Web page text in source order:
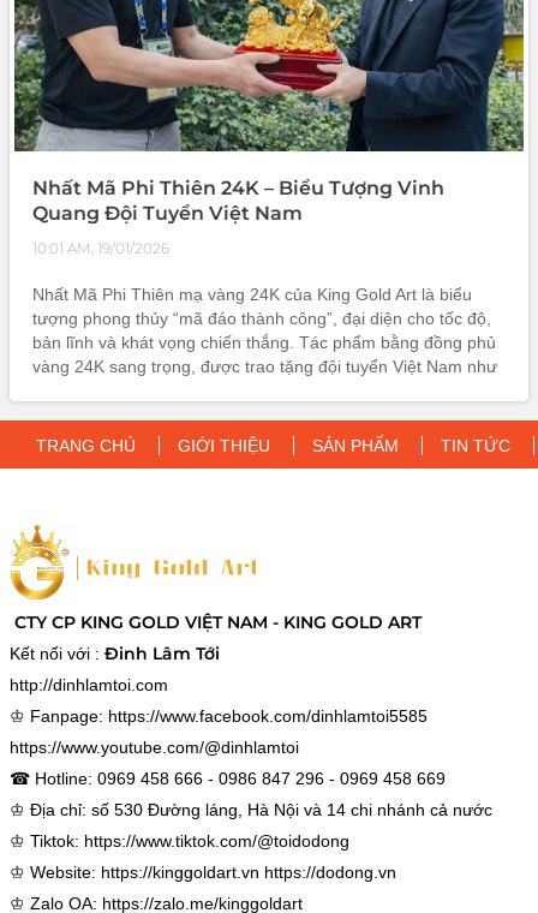
Nhất Mã Phi Thiên 24K – Biểu Tượng Vinh
Quang Đội Tuyển Việt Nam
10:01 AM, 19/01/2026
Nhất Mã Phi Thiên mạ vàng 24K của King Gold Art là biểu
tượng phong thủy “mã đáo thành công”, đại diện cho tốc độ,
bản lĩnh và khát vọng chiến thắng. Tác phẩm bằng đồng phủ
vàng 24K sang trọng, được trao tặng đội tuyển Việt Nam như
quang và thịnh vượng.
TRANG CHỦ GIỚI THIỆU SẢN PHẨM TIN TỨC
CTY CP KING GOLD VIỆT NAM - KING GOLD ART
Kết nối với : Đinh Lâm Tới
http://dinhlamtoi.com
♔ Fanpage: https://www.facebook.com/dinhlamtoi5585
https://www.youtube.com/@dinhlamtoi
☎ Hotline: 0969 458 666 - 0986 847 296 - 0969 458 669
♔ Địa chỉ: số 530 Đường láng, Hà Nội và 14 chi nhánh cả nước
♔ Tiktok: https://www.tiktok.com/@toidodong
♔ Website: https://kinggoldart.vn https://dodong.vn
♔ Zalo OA: https://zalo.me/kinggoldart